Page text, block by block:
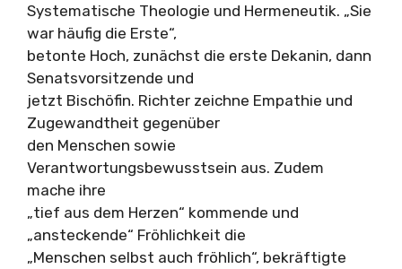
Systematische Theologie und Hermeneutik. „Sie
war häufig die Erste“,
betonte Hoch, zunächst die erste Dekanin, dann
Senatsvorsitzende und
jetzt Bischöfin. Richter zeichne Empathie und
Zugewandtheit gegenüber
den Menschen sowie
Verantwortungsbewusstsein aus. Zudem
mache ihre
„tief aus dem Herzen“ kommende und
„ansteckende“ Fröhlichkeit die
„Menschen selbst auch fröhlich“, bekräftigte